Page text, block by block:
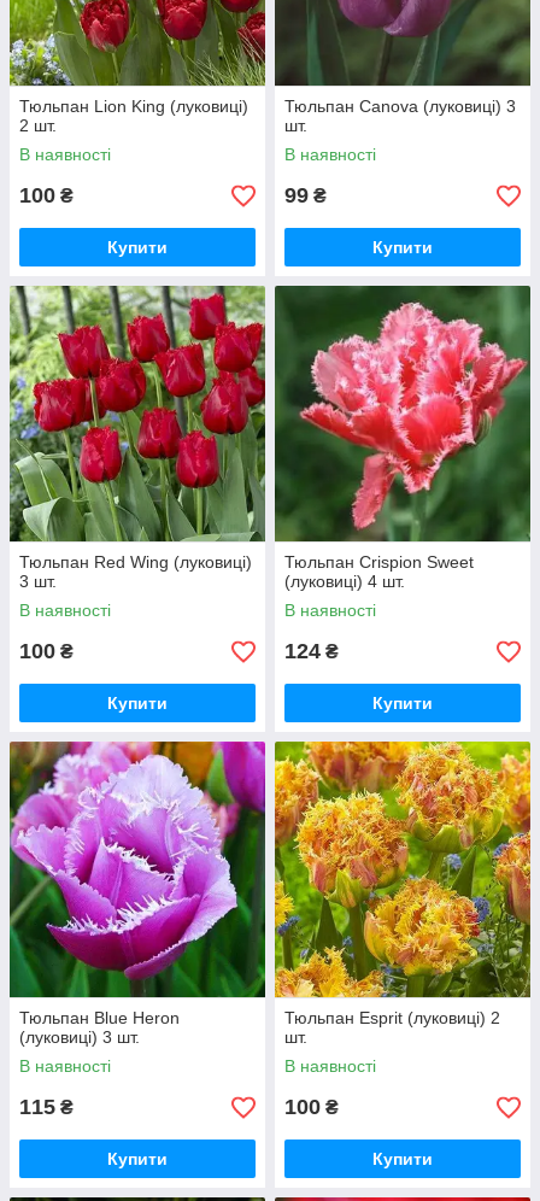
Тюльпан Lion King (луковиці)
2 шт.
В наявності
100 ₴
Купити
Тюльпан Canova (луковиці) 3
шт.
В наявності
99 ₴
Купити
Тюльпан Red Wing (луковиці)
3 шт.
В наявності
100 ₴
Купити
Тюльпан Crispion Sweet
(луковиці) 4 шт.
В наявності
124 ₴
Купити
Тюльпан Blue Heron
(луковиці) 3 шт.
В наявності
115 ₴
Купити
Тюльпан Esprit (луковиці) 2
шт.
В наявності
100 ₴
Купити